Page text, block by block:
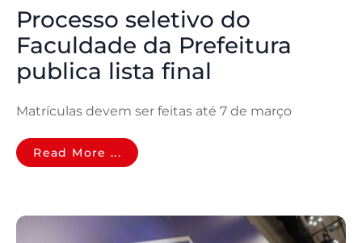
Processo seletivo do
Faculdade da Prefeitura
publica lista final
Matrículas devem ser feitas até 7 de março
Read More ...